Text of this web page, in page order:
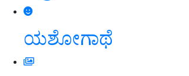
ಯಶೋಗಾಥೆ